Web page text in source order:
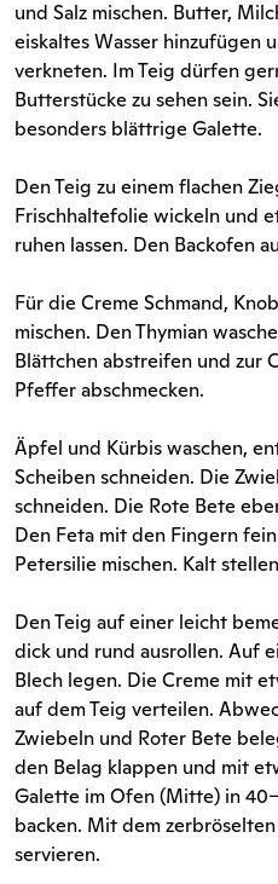
und Salz mischen. Butter,
eiskaltes Wasser hinzufügen
verkneten. Im Teig dürfen
Butterstücke zu sehen sein.
besonders blättrige Galette.
Den Teig zu einem flachen
Frischhaltefolie wickeln und
ruhen lassen. Den Backofen
Für die Creme Schmand,
mischen. Den Thymian
Blättchen abstreifen und zur
Pfeffer abschmecken.
Äpfel und Kürbis waschen,
Scheiben schneiden. Die
schneiden. Die Rote Bete
Den Feta mit den Fingern
Petersilie mischen. Kalt
Den Teig auf einer leicht
dick und rund ausrollen. Auf
Blech legen. Die Creme mit
auf dem Teig verteilen.
Zwiebeln und Roter Bete
den Belag klappen und mit
Galette im Ofen (Mitte) in
backen. Mit dem
servieren.